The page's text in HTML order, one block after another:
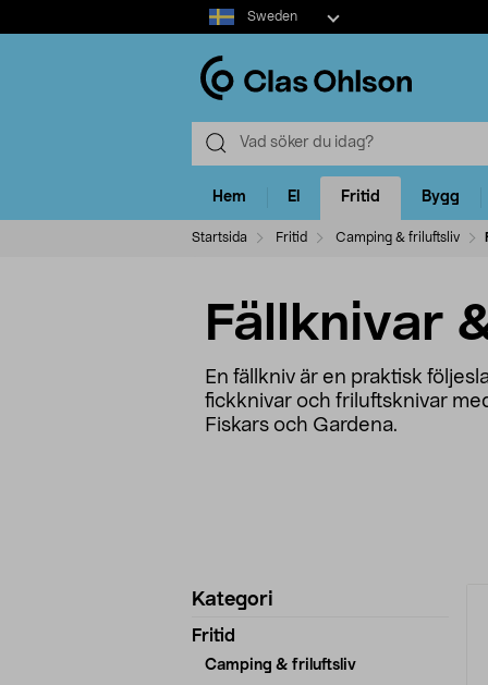
Select
market
Sweden
Hem El Fritid Bygg
Startsida Fritid Camping & friluftsliv
Fällknivar
En fällkniv är en praktisk
fickknivar och friluftsknivar
Fiskars och Gardena.
Förfina
produkter
Kategori
Fritid
Camping & friluftsliv